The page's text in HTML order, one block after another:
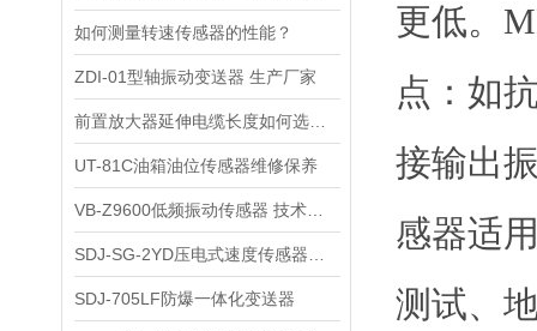
如何测量转速传感器的性能？
ZDI-01型轴振动变送器 生产厂家
UT-81C油箱油位传感器维修保养
SDJ-705LF防爆一体化变送器
更低。
点：如
接输出
感器适
测试、